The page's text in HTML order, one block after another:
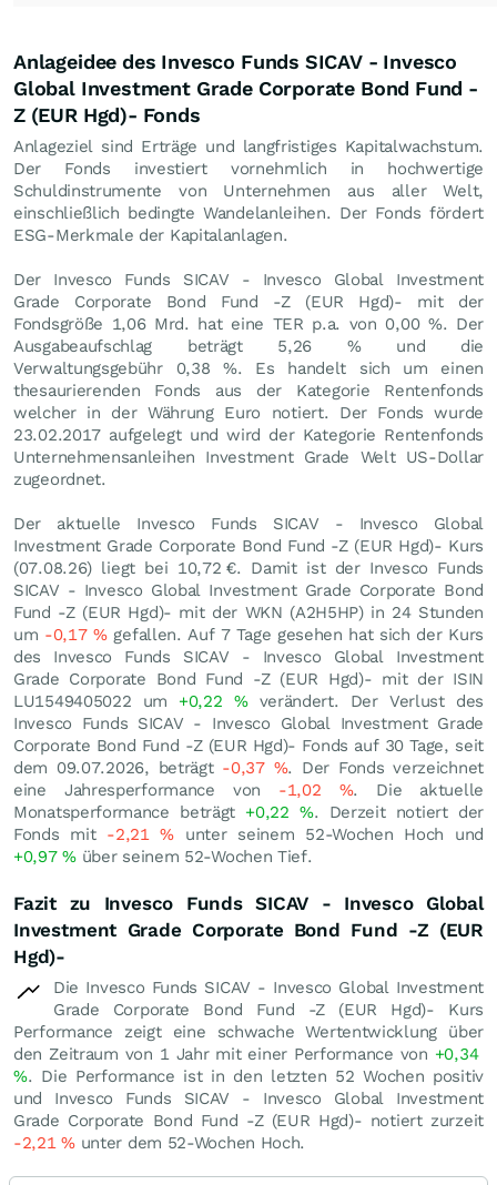
Anlageidee des Invesco Funds SICAV - Invesco
Global Investment Grade Corporate Bond Fund -
Z (EUR Hgd)- Fonds
Anlageziel sind Erträge und langfristiges Kapitalwachstum.
Der Fonds investiert vornehmlich in hochwertige
Schuldinstrumente von Unternehmen aus aller Welt,
einschließlich bedingte Wandelanleihen. Der Fonds fördert
ESG-Merkmale der Kapitalanlagen.
Der Invesco Funds SICAV - Invesco Global Investment
Grade Corporate Bond Fund -Z (EUR Hgd)- mit der
Fondsgröße 1,06 Mrd. hat eine TER p.a. von 0,00 %. Der
Ausgabeaufschlag beträgt 5,26 % und die
Verwaltungsgebühr 0,38 %. Es handelt sich um einen
thesaurierenden Fonds aus der Kategorie Rentenfonds
welcher in der Währung Euro notiert. Der Fonds wurde
23.02.2017 aufgelegt und wird der Kategorie Rentenfonds
Unternehmensanleihen Investment Grade Welt US-Dollar
zugeordnet.
Der aktuelle Invesco Funds SICAV - Invesco Global
Investment Grade Corporate Bond Fund -Z (EUR Hgd)- Kurs
(07.08.26) liegt bei 10,72 €. Damit ist der Invesco Funds
SICAV - Invesco Global Investment Grade Corporate Bond
Fund -Z (EUR Hgd)- mit der WKN (A2H5HP) in 24 Stunden
um -0,17%gefallen. Auf 7 Tage gesehen hat sich der Kurs
des Invesco Funds SICAV - Invesco Global Investment
Grade Corporate Bond Fund -Z (EUR Hgd)- mit der ISIN
LU1549405022 um +0,22 %verändert. Der Verlust des
Invesco Funds SICAV - Invesco Global Investment Grade
Corporate Bond Fund -Z (EUR Hgd)- Fonds auf 30 Tage, seit
dem 09.07.2026, beträgt -0,37 %. Der Fonds verzeichnet
eine Jahresperformance von -1,02 %. Die aktuelle
Monatsperformance beträgt +0,22 %. Derzeit notiert der
Fonds mit -2,21% unter seinem 52-Wochen Hoch und
+0,97%über seinem 52-Wochen Tief.
Fazit zu Invesco Funds SICAV - Invesco Global
Investment Grade Corporate Bond Fund -Z (EUR
Hgd)-
Die Invesco Funds SICAV - Invesco Global Investment
Grade Corporate Bond Fund -Z (EUR Hgd)- Kurs
Performance zeigt eine schwache Wertentwicklung über
den Zeitraum von 1 Jahr mit einer Performance von +0,34
%. Die Performance ist in den letzten 52 Wochen positiv
und Invesco Funds SICAV - Invesco Global Investment
Grade Corporate Bond Fund -Z (EUR Hgd)- notiert zurzeit
-2,21%unter dem 52-Wochen Hoch.